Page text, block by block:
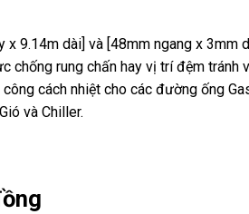
x 9.14m dài] và [48mm ngang x 3mm
chống rung chấn hay vị trí đệm tránh
cách nhiệt cho các đường ống
và Chiller.